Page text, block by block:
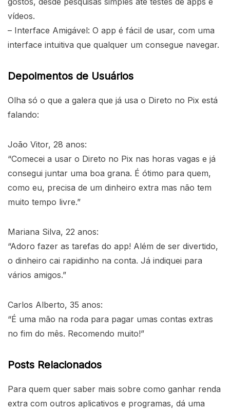
vídeos.
– Interface Amigável: O app é fácil de usar, com uma
interface intuitiva que qualquer um consegue navegar.
Depoimentos de Usuários
Olha só o que a galera que já usa o Direto no Pix está
falando:
João Vitor, 28 anos:
“Comecei a usar o Direto no Pix nas horas vagas e já
consegui juntar uma boa grana. É ótimo para quem,
como eu, precisa de um dinheiro extra mas não tem
muito tempo livre.”
Mariana Silva, 22 anos:
“Adoro fazer as tarefas do app! Além de ser divertido,
o dinheiro cai rapidinho na conta. Já indiquei para
vários amigos.”
Carlos Alberto, 35 anos:
“É uma mão na roda para pagar umas contas extras
no fim do mês. Recomendo muito!”
Posts Relacionados
Para quem quer saber mais sobre como ganhar renda
extra com outros aplicativos e programas, dá uma